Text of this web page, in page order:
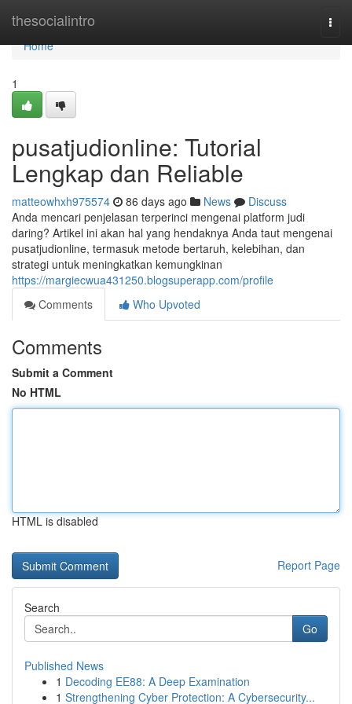
thesocialintro
Home
Home
1
pusatjudionline: Tutorial
Lengkap dan Reliable
matteowhxh975574 86 days ago News
Discuss
Anda mencari penjelasan terperinci mengenai platform judi
daring? Artikel ini akan hal yang hendaknya Anda taut mengenai
pusatjudionline, termasuk metode bertaruh, kelebihan, dan
strategi untuk meningkatkan kemungkinan
https://margiecwua431250.blogsuperapp.com/profile
Comments
Who Upvoted
Comments
Submit a Comment
No HTML
HTML is disabled
Report Page
Search
Go
Published News
1 Decoding EE88: A Deep Examination
1 Strengthening Cyber Protection: A Cybersecurity...